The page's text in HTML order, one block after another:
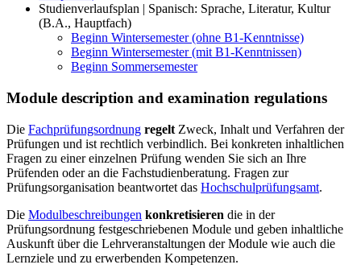
Studienverlaufsplan | Spanisch: Sprache, Literatur, Kultur
(B.A., Hauptfach)
Beginn Wintersemester (ohne B1-Kenntnisse)
Beginn Wintersemester (mit B1-Kenntnissen)
Beginn Sommersemester
Module description and examination regulations
Die Fachprüfungsordnung regelt Zweck, Inhalt und Verfahren der
Prüfungen und ist rechtlich verbindlich. Bei konkreten inhaltlichen
Fragen zu einer einzelnen Prüfung wenden Sie sich an Ihre
Prüfenden oder an die Fachstudienberatung. Fragen zur
Prüfungsorganisation beantwortet das Hochschulprüfungsamt.
Die Modulbeschreibungen konkretisieren die in der
Prüfungsordnung festgeschriebenen Module und geben inhaltliche
Auskunft über die Lehrveranstaltungen der Module wie auch die
Lernziele und zu erwerbenden Kompetenzen.